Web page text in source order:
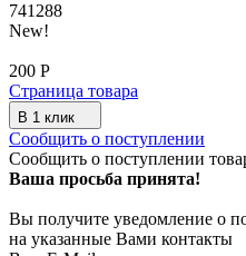
741288
New!
200 Р
Страница товара
В 1 клик
Сообщить о поступлении
Сообщить о поступлении
Ваша просьба принята!
Вы получите уведомление о
на указанные Вами контакты